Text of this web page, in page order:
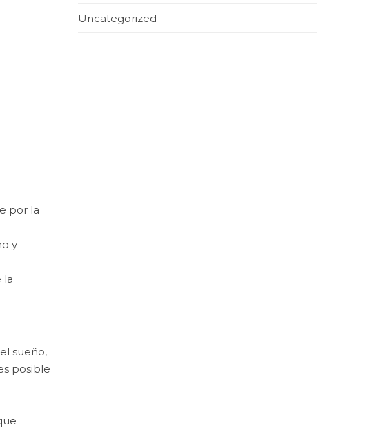
por la
y
la
sueño,
posible
Uncategorized